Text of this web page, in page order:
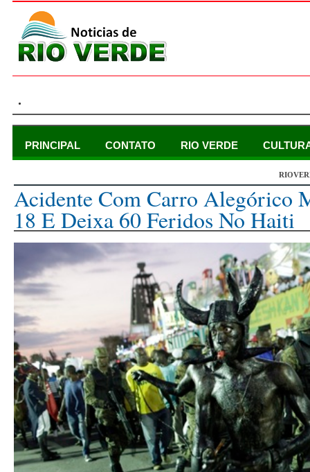
.
PRINCIPAL CONTATO RIO VERDE
Acidente Com Carro Alegórico
18 E Deixa 60 Feridos No Haiti